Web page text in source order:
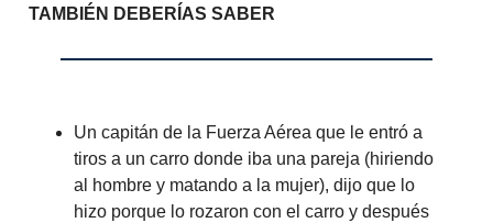
TAMBIÉN DEBERÍAS SABER
Un capitán de la Fuerza Aérea que le entró a
tiros a un carro donde iba una pareja (hiriendo
al hombre y matando a la mujer), dijo que lo
hizo porque lo rozaron con el carro y después